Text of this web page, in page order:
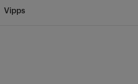
Vipps